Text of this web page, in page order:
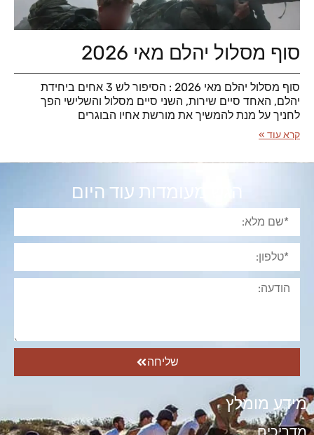
סוף מסלול יהלם מאי 2026
סוף מסלול יהלם מאי 2026 : הסיפור לש 3 אחים ביחידת
יהלם, האחד סיים שירות, השני סיים מסלול והשלישי הפך
לחניך על מנת להמשיך את מורשת אחיו הבוגרים
קרא עוד »
הגש מעומדות עוד היום
שליחה
מידע מומלץ
מדריכים